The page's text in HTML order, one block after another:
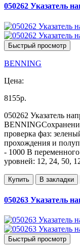
050262 Указатель
Быстрый просмотр
BENNING
Цена:
8155р.
050262 Указатель
проверка фаз:
прохождения и
- 1000 В
уровней: 12, 24, 50,
Купить В закладки
050263 Указатель
Быстрый просмотр